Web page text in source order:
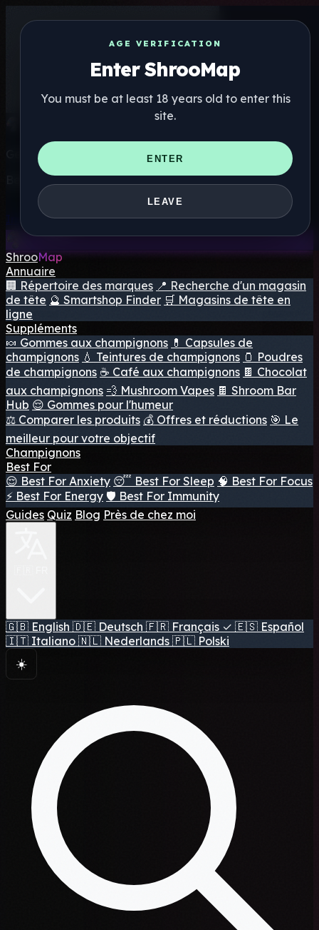
AGE VERIFICATION
Enter ShrooMap
You must be at least 18 years old to enter this
site.
ENTER
LEAVE
Get the ShrooMap app
Better than mobile web — one tap away
ShrooMap
Annuaire
🏢 Répertoire des marques 📍 Recherche d'un magasin
de tête 🔮 Smartshop Finder 🛒 Magasins de tête en
ligne
Suppléments
🍬 Gommes aux champignons 💊 Capsules de
champignons 💧 Teintures de champignons 🫙 Poudres
de champignons ☕ Café aux champignons 🍫 Chocolat
aux champignons 💨 Mushroom Vapes 🍫 Shroom Bar
Hub 😌 Gommes pour l'humeur
⚖️ Comparer les produits 💰 Offres et réductions 🎯 Le
meilleur pour votre objectif
Champignons
Best For
😌 Best For Anxiety 😴 Best For Sleep 🧠 Best For Focus
⚡ Best For Energy 🛡️ Best For Immunity
Guides Quiz Blog Près de chez moi
🇬🇧 English 🇩🇪 Deutsch 🇫🇷 Français ✓ 🇪🇸 Español
🇮🇹 Italiano 🇳🇱 Nederlands 🇵🇱 Polski
☀️